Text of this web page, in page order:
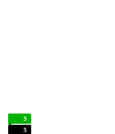
3
3